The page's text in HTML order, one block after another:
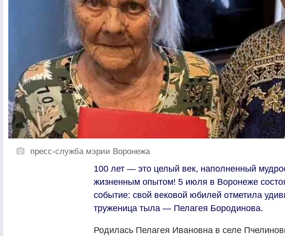
пресс-служба мэрии Воронежа
100 лет — это целый век, наполненный
жизненным опытом! 5 июля в Воронеже
событие: свой вековой юбилей отметила
труженица тыла — Пелагея Бородинова.
Родилась Пелагея Ивановна в селе